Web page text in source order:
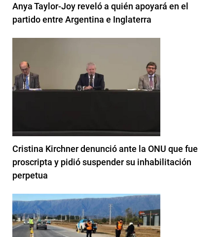
Anya Taylor-Joy reveló a quién apoyará en el
partido entre Argentina e Inglaterra
Cristina Kirchner denunció ante la ONU que fue
proscripta y pidió suspender su inhabilitación
perpetua